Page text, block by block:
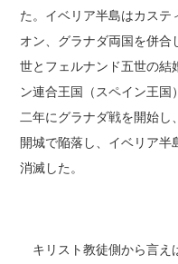
た。イベリア半島はカス
オン、グラナダ両国を併
世とフェルナンド五世の
ン連合王国（スペイン王
二年にグラナダ戦を開始し
開城で陥落し、イベリア
消滅した。
キリスト教徒側から言え